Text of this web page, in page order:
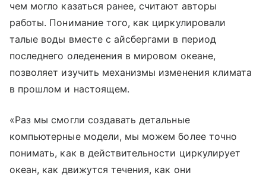
чем могло казаться ранее, считают авторы
работы. Понимание того, как циркулировали
талые воды вместе с айсбергами в период
последнего оледенения в мировом океане,
позволяет изучить механизмы изменения климата
в прошлом и настоящем.
«Раз мы смогли создавать детальные
компьютерные модели, мы можем более точно
понимать, как в действительности циркулирует
океан, как движутся течения, как они